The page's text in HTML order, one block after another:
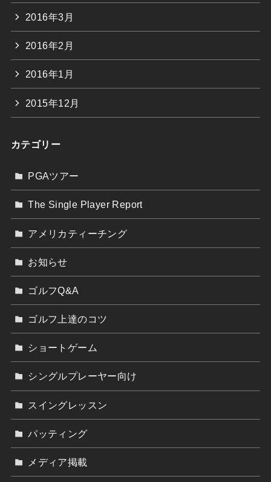
2016年3月
2016年2月
2016年1月
2015年12月
カテゴリー
PGAツアー
The Single Player Report
アメリカティーチング
お知らせ
ゴルフQ&A
ゴルフ上達のコツ
ショートゲーム
シングルプレーヤー向け
スイングレッスン
パッティング
メディア掲載